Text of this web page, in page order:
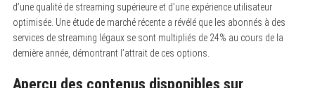
d’une qualité de streaming supérieure et d’une expérience utilisateur
optimisée. Une étude de marché récente a révélé que les abonnés à des
services de streaming légaux se sont multipliés de 24% au cours de la
dernière année, démontrant l’attrait de ces options.
Aperçu des contenus disponibles sur